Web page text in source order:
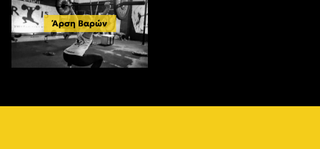
Άρση Βαρών